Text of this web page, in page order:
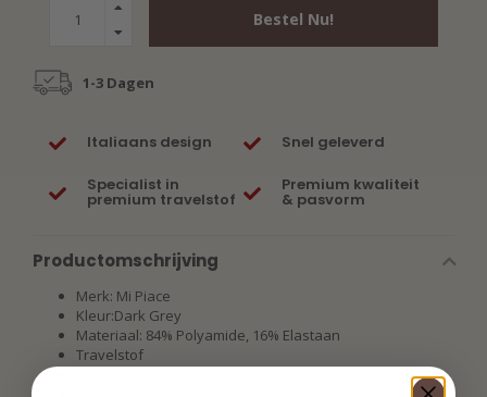
Bestel Nu!
1-3 Dagen
Italiaans design Snel geleverd
Specialist in
premium travelstof
Premium kwaliteit
& pasvorm
Productomschrijving
Merk: Mi Piace
Kleur:Dark Grey
Materiaal: 84% Polyamide, 16% Elastaan
Travelstof